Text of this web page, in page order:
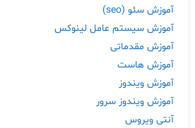
آموزش سئو (seo)
آموزش سیستم عامل لینوکس
آموزش مقدماتی
آموزش هاست
آموزش ویندوز
آموزش ویندوز سرور
آنتی ویروس